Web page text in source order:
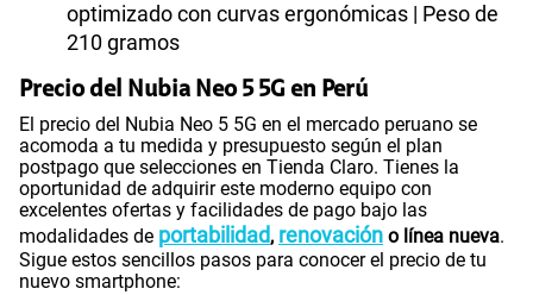
optimizado con curvas ergonómicas | Peso de
210 gramos
Precio del Nubia Neo 5 5G en Perú
El precio del Nubia Neo 5 5G en el mercado peruano se
acomoda a tu medida y presupuesto según el plan
postpago que selecciones en Tienda Claro. Tienes la
oportunidad de adquirir este moderno equipo con
excelentes ofertas y facilidades de pago bajo las
modalidades de portabilidad, renovación o línea nueva.
Sigue estos sencillos pasos para conocer el precio de tu
nuevo smartphone: